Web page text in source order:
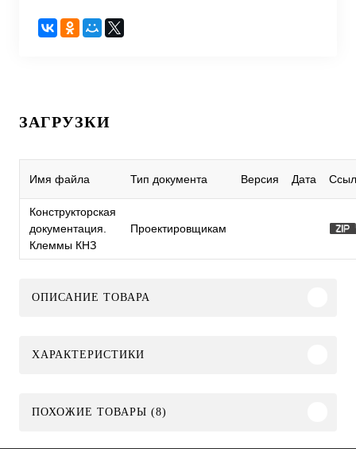
ЗАГРУЗКИ
Имя файла Тип документа Версия Дата
Конструкторская
документация.
Клеммы КНЗ
Проектировщикам
ОПИСАНИЕ ТОВАРА
ХАРАКТЕРИСТИКИ
ПОХОЖИЕ ТОВАРЫ (8)